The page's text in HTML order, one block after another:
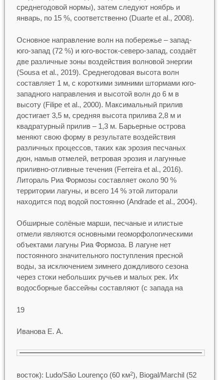
среднегодовой нормы), затем следуют ноябрь и
январь, по 15 %, соответственно (Duarte et al., 2008).
Основное направление волн на побережье – запад-
юго-запад (72 %) и юго-восток-северо-запад, создаёт
две различные зоны воздействия волновой энергии
(Sousa et al., 2019). Среднегодовая высота волн
составляет 1 м, с короткими зимними штормами юго-
западного направления и высотой волн до 6 м в
высоту (Filipe et al., 2000). Максимальный прилив
достигает 3,5 м, средняя высота прилива 2,8 м и
квадратурный прилив – 1,3 м. Барьерные острова
меняют свою форму в результате воздействия
различных процессов, таких как эрозия песчаных
дюн, намыв отмелей, ветровая эрозия и лагунные
приливно-отливные течения (Ferreira et al., 2016).
Литораль Риа Формозы составляет около 90 %
территории лагуны, и всего 14 % этой литорали
находится под водой постоянно (Andrade et al., 2004).
Обширные солёные марши, песчаные и илистые
отмели являются основными геоморфологическими
объектами лагуны Риа Формоза. В лагуне нет
постоянного значительного поступления пресной
воды, за исключением зимнего дождливого сезона
через стоки небольших ручьев и малых рек. Их
водосборные бассейны составляют (с запада на
19
Иванова Е. А.
восток): Ludo/São Lourenço (60 км2), Biogal/Marchil (52